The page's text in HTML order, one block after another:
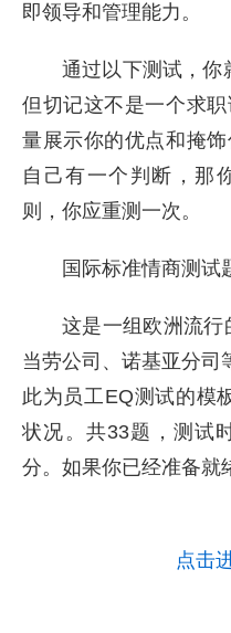
即领导和管理能力。
通过以下测试，你
但切记这不是一个求
量展示你的优点和掩
自己有一个判断，那
则，你应重测一次。
国际标准情商测试
这是一组欧洲流
当劳公司、诺基亚分司
此为员工EQ测试的模
状况。共33题，测试
分。如果你已经准备就
点击